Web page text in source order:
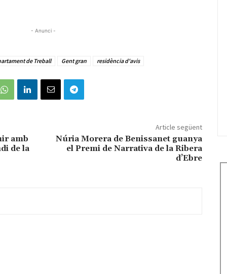
- Anunci -
de Treball Gent gran residència d'avis
amb
de la
Article següent
Núria Morera de Benissanet guanya
el Premi de Narrativa de la Ribera
d’Ebre